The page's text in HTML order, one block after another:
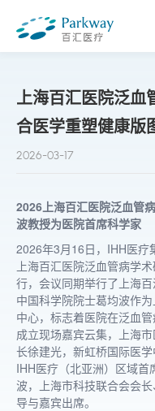
上海百汇医院泛血
合医学重塑健康版
2026-03-17
2026上海百汇医院泛血管
波教授为医院首席科学家
2026年3月16日，IHH医疗
上海百汇医院泛血管病学
行，会议同期举行了上海
中国科学院院士葛均波作
中心，标志着医院在泛血
成立现场嘉宾云集，上海
长徐建光，新虹桥国际医
IHH医疗（北亚洲）区域
波，上海市科技联合会会
导与嘉宾出席。